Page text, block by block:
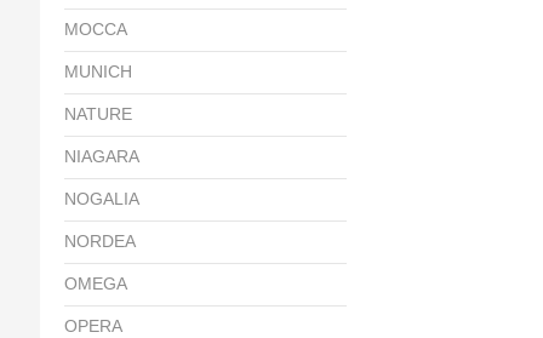
MOCCA
MUNICH
NATURE
NIAGARA
NOGALIA
NORDEA
OMEGA
OPERA